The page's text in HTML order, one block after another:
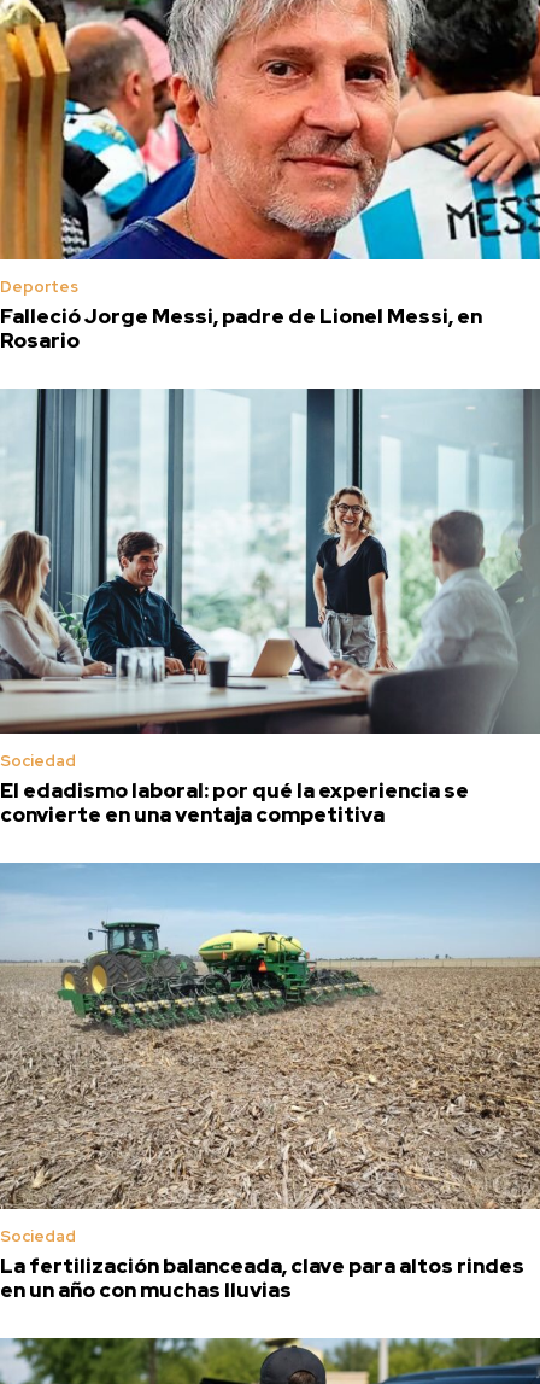
Deportes
Falleció Jorge Messi, padre de Lionel Messi, en
Rosario
Sociedad
El edadismo laboral: por qué la experiencia se
convierte en una ventaja competitiva
Sociedad
La fertilización balanceada, clave para altos rindes
en un año con muchas lluvias